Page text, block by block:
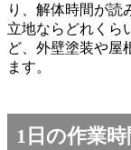
り、解体時間が読
立地ならどれくら
ど、外壁塗装や屋
ます。
1日の作業